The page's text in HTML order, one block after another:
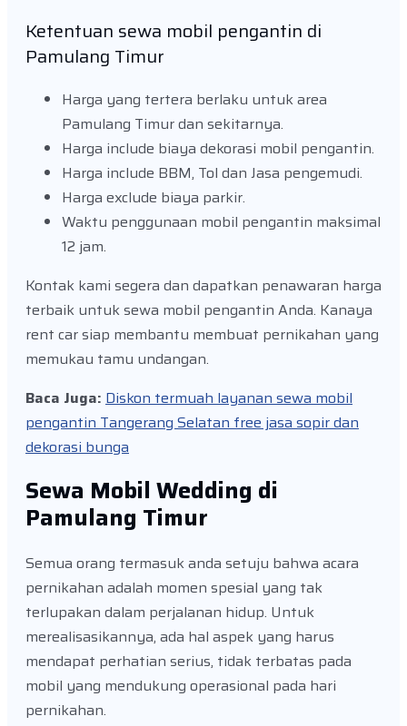
Ketentuan sewa mobil pengantin di
Pamulang Timur
Harga yang tertera berlaku untuk area
Pamulang Timur dan sekitarnya.
Harga include biaya dekorasi mobil pengantin.
Harga include BBM, Tol dan Jasa pengemudi.
Harga exclude biaya parkir.
Waktu penggunaan mobil pengantin maksimal
12 jam.
Kontak kami segera dan dapatkan penawaran harga
terbaik untuk sewa mobil pengantin Anda. Kanaya
rent car siap membantu membuat pernikahan yang
memukau tamu undangan.
Baca Juga: Diskon termuah layanan sewa mobil
pengantin Tangerang Selatan free jasa sopir dan
dekorasi bunga
Sewa Mobil Wedding di
Pamulang Timur
Semua orang termasuk anda setuju bahwa acara
pernikahan adalah momen spesial yang tak
terlupakan dalam perjalanan hidup. Untuk
merealisasikannya, ada hal aspek yang harus
mendapat perhatian serius, tidak terbatas pada
mobil yang mendukung operasional pada hari
pernikahan.